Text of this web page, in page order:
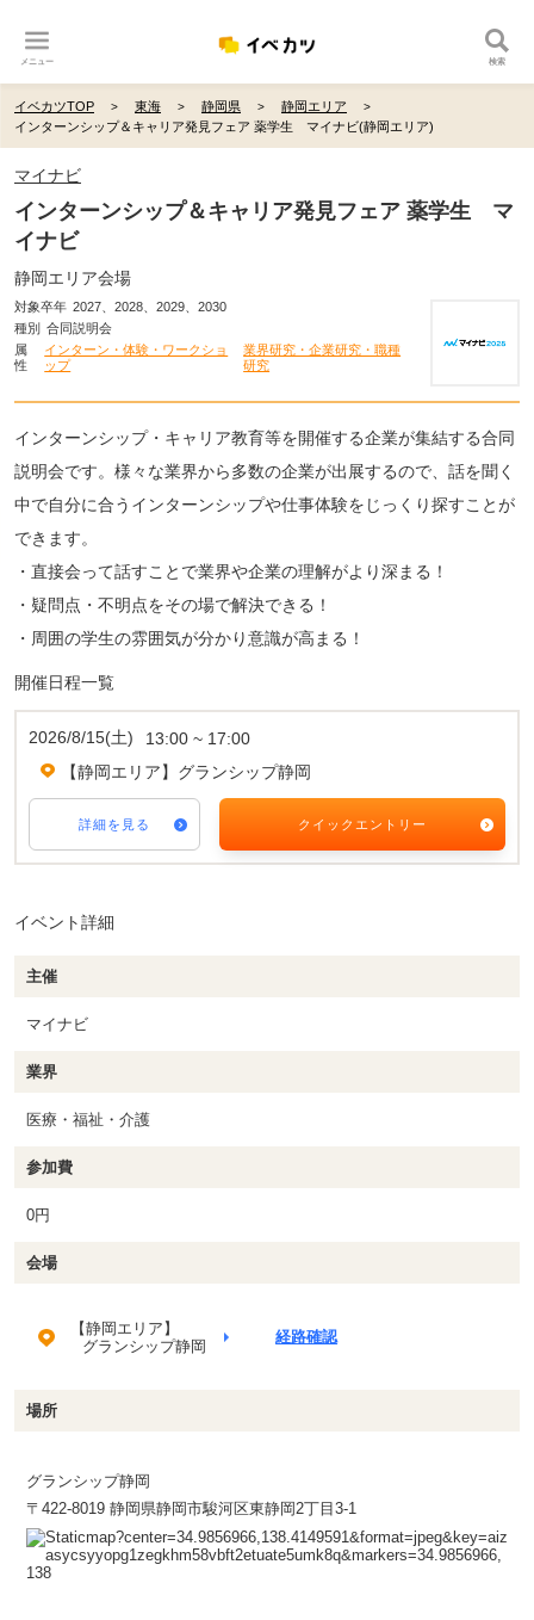
メニュー 検索
イベカツTOP 東海 静岡県
静岡エリア
インターンシップ＆キャリア発見フェア 薬学生 マイナビ(静岡エリア)
マイナビ
インターンシップ＆キャリア発見フェア 薬学生 マ
イナビ
静岡エリア会場
対象卒年 2027、2028、2029、2030
種別 合同説明会
属
性
インターン・体験・ワークショ
ップ
業界研究・企業研究・職種
研究
インターンシップ・キャリア教育等を開催する企業が集結する合同
説明会です。様々な業界から多数の企業が出展するので、話を聞く
中で自分に合うインターンシップや仕事体験をじっくり探すことが
できます。
・直接会って話すことで業界や企業の理解がより深まる！
・疑問点・不明点をその場で解決できる！
・周囲の学生の雰囲気が分かり意識が高まる！
開催日程一覧
2026/8/15(土)
13:00 ~ 17:00
【静岡エリア】グランシップ静岡
詳細を見る クイックエントリー
イベント詳細
主催
マイナビ
業界
医療・福祉・介護
参加費
0円
会場
【静岡エリア】
グランシップ静岡
経路確認
場所
グランシップ静岡
〒422-8019 静岡県静岡市駿河区東静岡2丁目3-1